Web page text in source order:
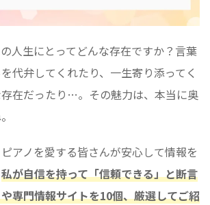
人生にとってどんな存在ですか？言葉
代弁してくれたり、一生寄り添ってく
在だったり…。その魅力は、本当に奥
アノを愛する皆さんが安心して情報を
私が自信を持って「信頼できる」と断言
専門情報サイトを10個、厳選してご紹